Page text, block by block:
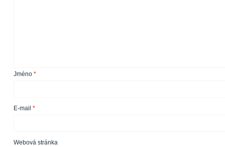
Jméno *
E-mail *
Webová stránka